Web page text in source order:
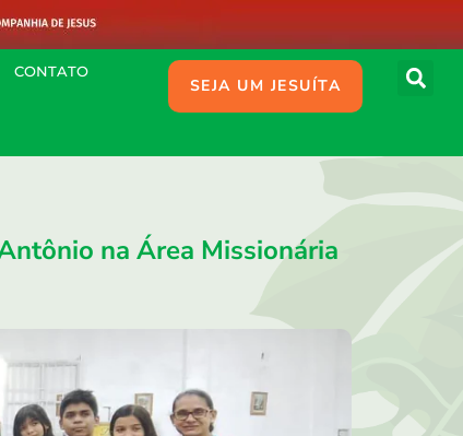
CONTATO
SEJA UM JESUÍTA
na Área Missionária